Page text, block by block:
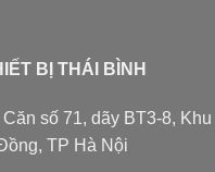
BỊ THÁI BÌNH
Căn số 71, dãy BT3-8,
TP Hà Nội